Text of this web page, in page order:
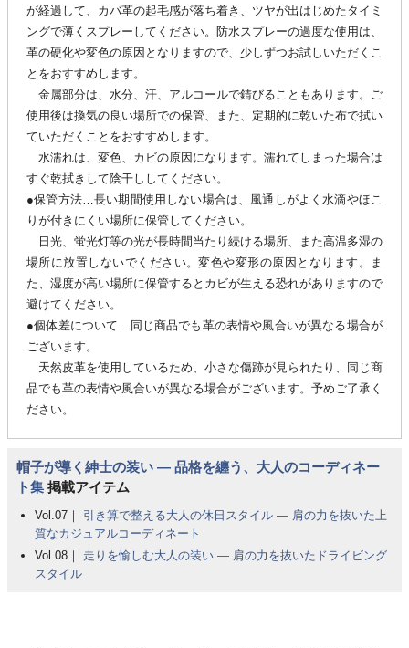
が経過して、カバ革の起毛感が落ち着き、ツヤが出はじめたタイミ
ングで薄くスプレーしてください。防水スプレーの過度な使用は、
革の硬化や変色の原因となりますので、少しずつお試しいただくこ
とをおすすめします。
金属部分は、水分、汗、アルコールで錆びることもあります。ご
使用後は換気の良い場所での保管、また、定期的に乾いた布で拭い
ていただくことをおすすめします。
水濡れは、変色、カビの原因になります。濡れてしまった場合は
すぐ乾拭きして陰干ししてください。
●保管方法…長い期間使用しない場合は、風通しがよく水滴やほこ
りが付きにくい場所に保管してください。
日光、蛍光灯等の光が長時間当たり続ける場所、また高温多湿の
場所に放置しないでください。変色や変形の原因となります。ま
た、湿度が高い場所に保管するとカビが生える恐れがありますので
避けてください。
●個体差について…同じ商品でも革の表情や風合いが異なる場合が
ございます。
天然皮革を使用しているため、小さな傷跡が見られたり、同じ商
品でも革の表情や風合いが異なる場合がございます。予めご了承く
ださい。
帽子が導く紳士の装い ― 品格を纏う、大人のコーディネー
ト集 掲載アイテム
Vol.07｜ 引き算で整える大人の休日スタイル ― 肩の力を抜いた上
質なカジュアルコーディネート
Vol.08｜ 走りを愉しむ大人の装い ― 肩の力を抜いたドライビング
スタイル